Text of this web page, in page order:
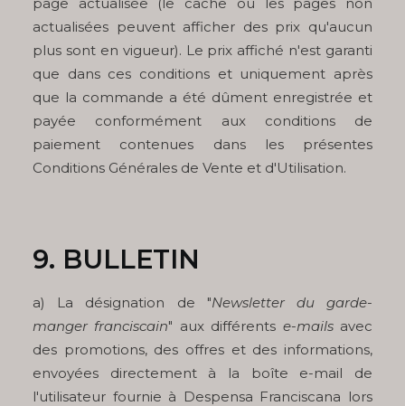
actualisées peuvent afficher des prix qu'aucun
plus sont en vigueur). Le prix affiché n'est garanti
que dans ces conditions et uniquement après
que la commande a été dûment enregistrée et
payée conformément aux conditions de
paiement contenues dans les présentes
Conditions Générales de Vente et d'Utilisation.
9. BULLETIN
a) La désignation de "Newsletter du garde-
manger franciscain" aux différents e-mailsavec
des promotions, des offres et des informations,
envoyées directement à la boîte e-mail de
l'utilisateur fournie à Despensa Franciscana lors